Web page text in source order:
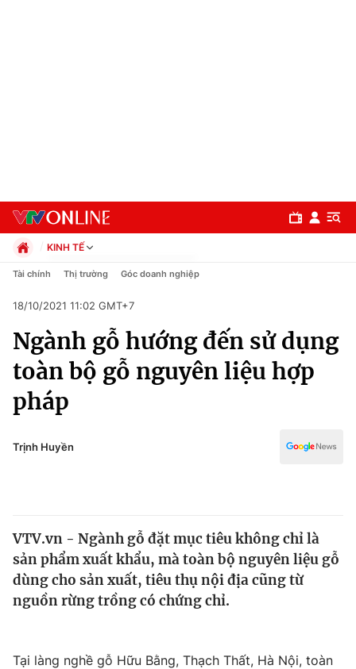
Chuyên mục
Chính trị
Xã hội
Pháp luật
Thế giới
Tin tức
Thế giới đó đây
Kinh tế
Thị trường
KINH TẾ
Chính trị
Pháp luật
Kinh tế
Thể thao
Truyền hình
Văn hóa - Giải trí
Y tế
Công nghệ
Tài chính Thị trường Góc doanh nghiệp
18/10/2021 11:02 GMT+7
Ngành gỗ hướng đến sử dụng
toàn bộ gỗ nguyên liệu hợp
pháp
Trịnh Huyền
VTV.vn - Ngành gỗ đặt mục tiêu không chỉ là
sản phẩm xuất khẩu, mà toàn bộ nguyên liệu gỗ
dùng cho sản xuất, tiêu thụ nội địa cũng từ
nguồn rừng trồng có chứng chỉ.
Tại làng nghề gỗ Hữu Bằng, Thạch Thất, Hà Nội, toàn